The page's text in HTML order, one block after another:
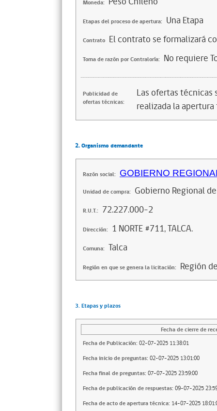
Moneda:
Etapas del proceso de apertura: Una Etapa
Contrato El contrato se formalizará
Toma de razón por Contraloría: No requiere
Publicidad de
ofertas técnicas:
Las ofertas
realizada la
2. Organismo demandante
Razón social: GOBIERNO
Unidad de compra: Gobierno Regional
R.U.T.: 72.227.000-2
Dirección: 1 NORTE #711, TALCA.
Comuna: Talca
Región en que se genera la licitación: Región
3. Etapas y plazos
Fecha de cierre de
Fecha de Publicación: 02-07-2025 11:38:01
Fecha inicio de preguntas: 02-07-2025 13:01:00
Fecha final de preguntas: 07-07-2025 23:59:00
Fecha de publicación de respuestas: 09-07-2025
Fecha de acto de apertura técnica: 14-07-2025